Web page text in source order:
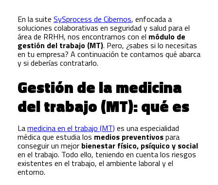
En la suite SySprocess de Cibernos, enfocada a
soluciones colaborativas en seguridad y salud para el
área de RRHH, nos encontramos con el módulo de
gestión del trabajo (MT). Pero, ¿sabes si lo necesitas
en tu empresa? A continuación te contamos qué abarca
y si deberías contratarlo.
Gestión de la medicina
del trabajo (MT): qué es
Lamedicina en el trabajo (MT) es una especialidad
médica que estudia los medios preventivospara
conseguir un mejor bienestar físico, psíquico y social
en el trabajo. Todo ello, teniendo en cuenta los riesgos
existentes en el trabajo, el ambiente laboral y el
entorno.